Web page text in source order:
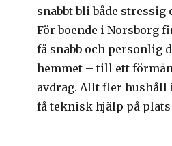
snabbt bli både stressig
För boende i Norsborg
få snabb och personlig
hemmet – till ett
avdrag. Allt fler hushåll
få teknisk hjälp på